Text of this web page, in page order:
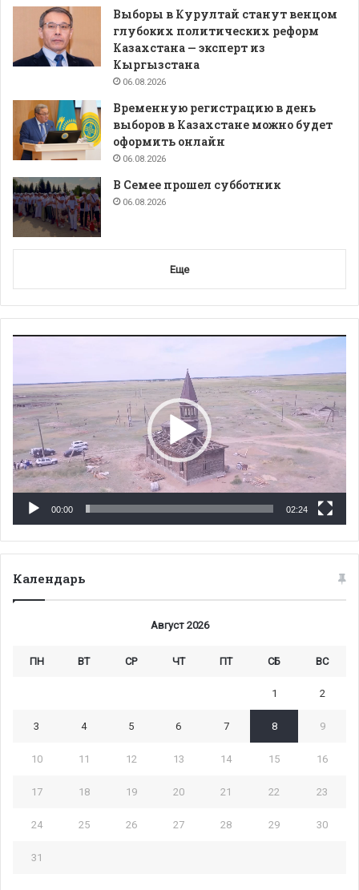
Выборы в Курултай станут венцом
глубоких политических реформ
Казахстана — эксперт из
Кыргызстана
06.08.2026
Временную регистрацию в день
выборов в Казахстане можно будет
оформить онлайн
06.08.2026
В Семее прошел субботник
06.08.2026
Еще
00:00 02:24
Календарь
Август 2026
ПН ВТ СР ЧТ ПТ СБ ВС
1 2
3 4 5 6 7 8 9
10 11 12 13 14 15 16
17 18 19 20 21 22 23
24 25 26 27 28 29 30
31